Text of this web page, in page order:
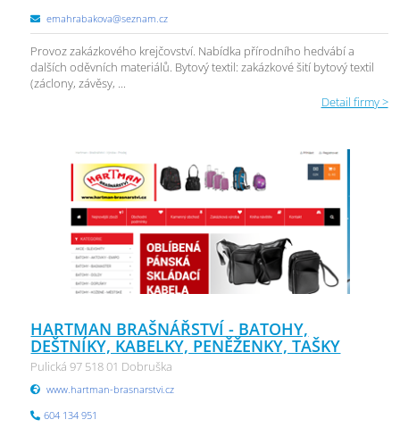
emahrabakova@seznam.cz
Provoz zakázkového krejčovství. Nabídka přírodního hedvábí a
dalších oděvních materiálů. Bytový textil: zakázkové šití bytový textil
(záclony, závěsy, ...
Detail firmy >
HARTMAN BRAŠNÁŘSTVÍ - BATOHY,
DEŠTNÍKY, KABELKY, PENĚŽENKY, TAŠKY
Pulická 97 518 01 Dobruška
www.hartman-brasnarstvi.cz
604 134 951